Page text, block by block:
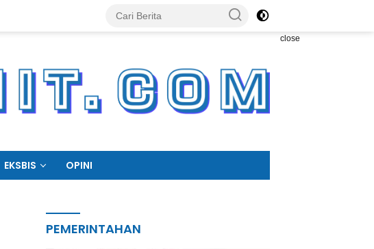
close
EKSBIS OPINI
PEMERINTAHAN